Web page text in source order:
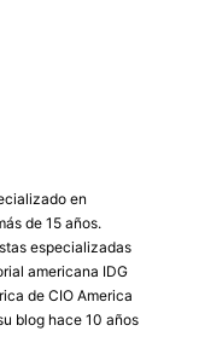
en
de 15 años.
especializadas
americana IDG
de CIO America
blog hace 10 años